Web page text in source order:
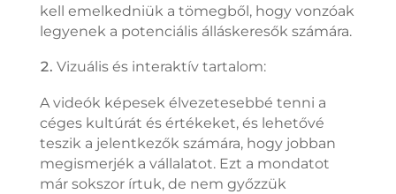
kell emelkedniük a tömegből, hogy vonzóak
legyenek a potenciális álláskeresők számára.
Vizuális és interaktív tartalom:
A videók képesek élvezetesebbé tenni a
céges kultúrát és értékeket, és lehetővé
teszik a jelentkezők számára, hogy jobban
megismerjék a vállalatot. Ezt a mondatot
már sokszor írtuk, de nem győzzük